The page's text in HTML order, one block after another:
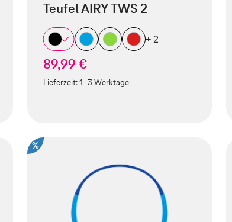
Teufel AIRY TWS 2
+ 2
89,99 €
Lieferzeit:1-3 Werktage
%